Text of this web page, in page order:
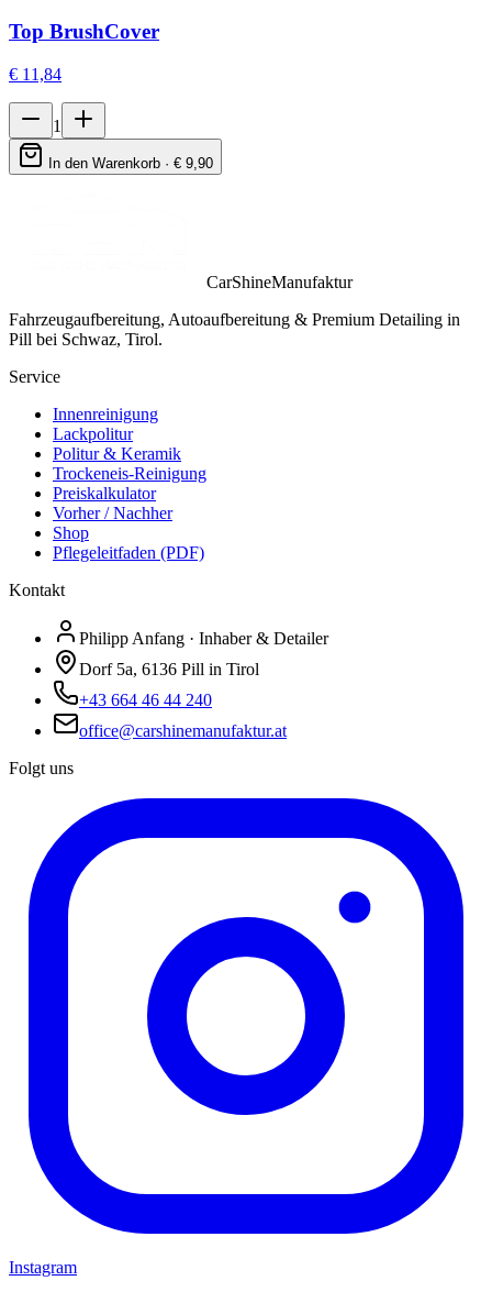
Top BrushCover
€ 11,84
1
In den Warenkorb · € 9,90
CarShineManufaktur
Fahrzeugaufbereitung, Autoaufbereitung & Premium Detailing in
Pill bei Schwaz, Tirol.
Service
Innenreinigung
Lackpolitur
Politur & Keramik
Trockeneis-Reinigung
Preiskalkulator
Vorher / Nachher
Shop
Pflegeleitfaden (PDF)
Kontakt
Philipp Anfang · Inhaber & Detailer
Dorf 5a, 6136 Pill in Tirol
+43 664 46 44 240
office@carshinemanufaktur.at
Folgt uns
Instagram